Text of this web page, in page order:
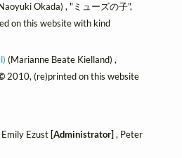
Okada) , "ミューズの子",
on this website with kind
(Marianne Beate Kielland) ,
2010, (re)printed on this website
Ezust[Administrator], Peter